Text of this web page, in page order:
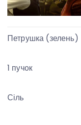
Петрушка (зелень)
1 пучок
Сіль